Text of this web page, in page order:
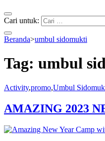
Cari untuk:
Beranda>umbul sidomukti
Tag: umbul
Activity,promo,Umbul
AMAZING 2023